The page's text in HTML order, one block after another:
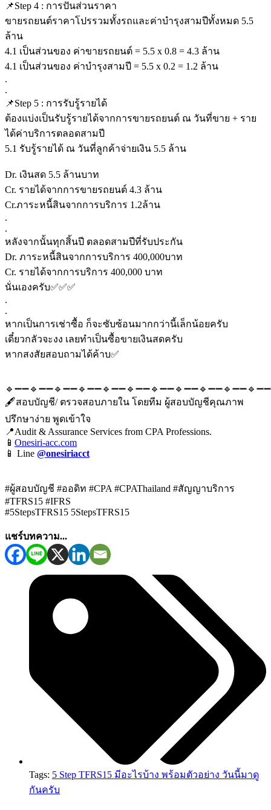
📌Step 4 : การปันส่วนราคา
ขายรถยนต์ราคาโปรรวมทั้งรถและค่าบำรุงสามปีทั้งหมด 5.5
ล้าน
4.1 เป็นส่วนของ ค่าขายรถยนต์ = 5.5 x 0.8 = 4.3 ล้าน
4.1 เป็นส่วนของ ค่าบำรุงสามปี = 5.5 x 0.2 = 1.2 ล้าน
.
.
📌Step 5 : การรับรู้รายได้
ต้องแบ่งเป็นรับรู้รายได้จากการขายรถยนต์ ณ วันที่ขาย + ราย
ได้ค่าบริการตลอดสามปี
5.1 รับรู้รายได้ ณ วันที่ลูกค้าจ่ายเงิน 5.5 ล้าน
Dr. เงินสด 5.5 ล้านบาท
Cr. รายได้จากการขายรถยนต์ 4.3 ล้าน
Cr.ภาระหนี้สินจากการบริการ 1.2ล้าน
.
.
หลังจากนั้นทุกสิ้นปี ตลอดสามปีที่รับประกัน
Dr. ภาระหนี้สินจากการบริการ 400,000บาท
Cr. รายได้จากการบริการ 400,000 บาท
นั่นเองครับ✅✅✅
.
.
หากเป็นการเช่าซื้อ ก็จะซับซ้อนมากกว่านี้เล็กน้อยครับ
เดี๋ยวกลัวจะงง เลยทำเป็นซื้อขายเงินสดครับ
หากสงสัยสอบถามได้ค้าบ✅
🖋สอบบัญชี/ ตรวจสอบภายใน โดยทีม ผู้สอบบัญชีคุณภาพ
ปรึกษาง่าย พูดเข้าใจ
📍Audit & Assurance Services from CPA Professions.
📱 Onesiri-acc.com
📱 Line @onesiriacct
#ผู้สอบบัญชี #ออดิท #CPA #CPAThailand #สัญญาบริการ
#TFRS15 #IFRS
#5StepsTFRS15 5StepsTFRS15
แชร์บทความ...
Tags: 5 Step TFRS15 มีอะไรบ้าง พร้อมตัวอย่าง วันนี้มาดู
กันครับ